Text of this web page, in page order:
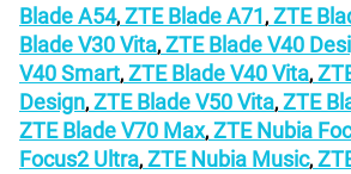
Blade A54, ZTE Blade A71 , ZTE
Blade V30 Vita, ZTE Blade V40
V40 Smart, ZTE Blade V40 Vita,
Design, ZTE Blade V50 Vita, ZTE
ZTE Blade V70 Max, ZTE Nubia
Focus2 Ultra, ZTE Nubia Music,